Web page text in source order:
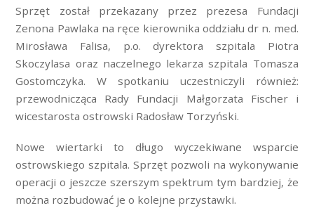
Sprzęt został przekazany przez prezesa Fundacji
Zenona Pawlaka na ręce kierownika oddziału dr n. med.
Mirosława Falisa, p.o. dyrektora szpitala Piotra
Skoczylasa oraz naczelnego lekarza szpitala Tomasza
Gostomczyka. W spotkaniu uczestniczyli również:
przewodnicząca Rady Fundacji Małgorzata Fischer i
wicestarosta ostrowski Radosław Torzyński.
Nowe wiertarki to długo wyczekiwane wsparcie
ostrowskiego szpitala. Sprzęt pozwoli na wykonywanie
operacji o jeszcze szerszym spektrum tym bardziej, że
można rozbudować je o kolejne przystawki.